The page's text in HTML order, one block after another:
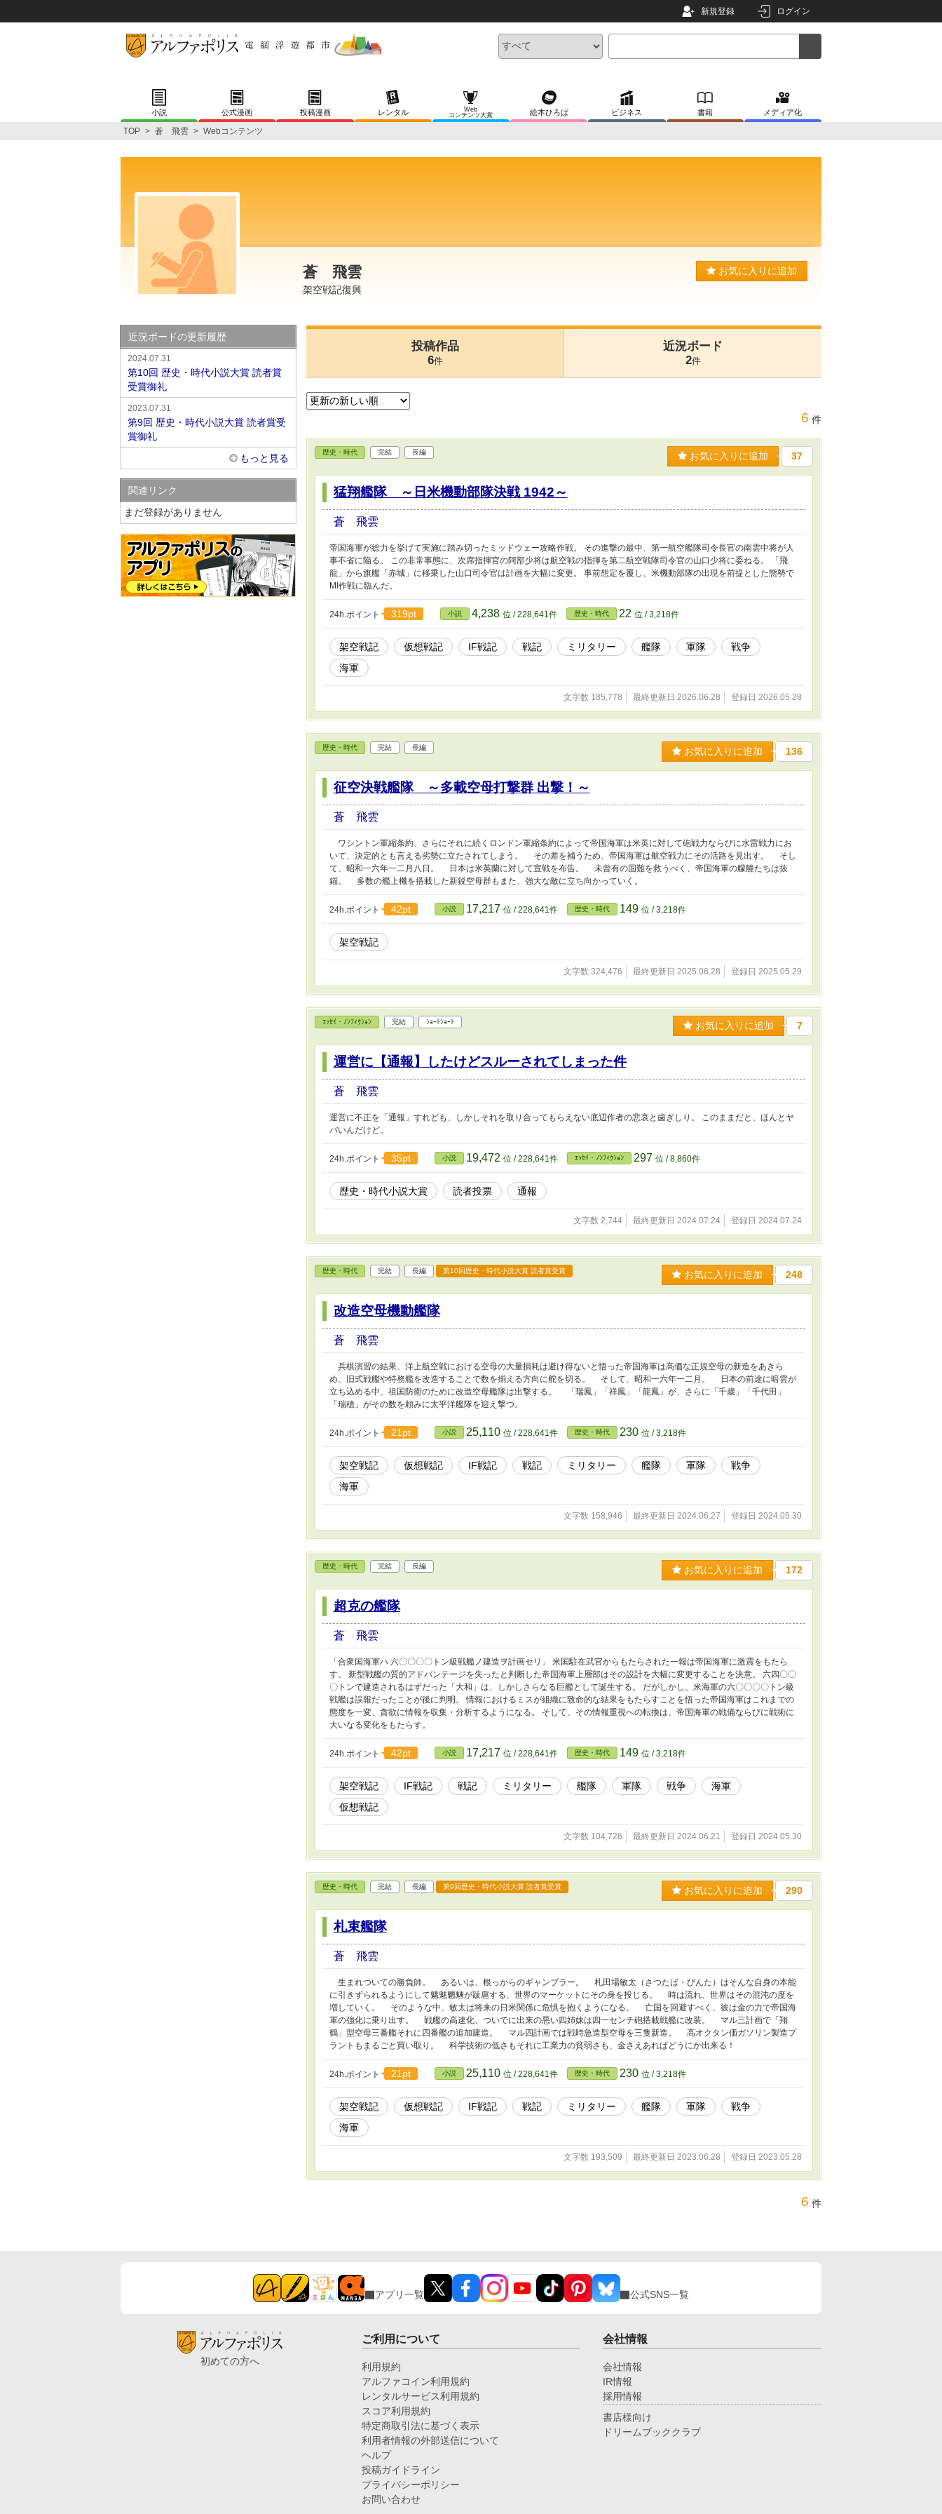
新規登録 ログイン
小説 公式漫画 投稿漫画 レンタル
Web
コンテンツ大賞
絵本ひろば ビジネス 書籍 メディア化
TOP > 蒼 飛雲 > Webコンテンツ
蒼 飛雲
架空戦記復興
お気に入りに追加
投稿作品
6件
近況ボード
2件
6 件
歴史・時代 完結 長編 お気に入りに追加 37
猛翔艦隊 ～日米機動部隊決戦 1942～
蒼 飛雲
帝国海軍が総力を挙げて実施に踏み切ったミッドウェー攻略作戦。 その進撃の最中、第一航空艦隊司令長官の南雲中将が人
事不省に陥る。 この非常事態に、次席指揮官の阿部少将は航空戦の指揮を第二航空戦隊司令官の山口少将に委ねる。 「飛
龍」から旗艦「赤城」に移乗した山口司令官は計画を大幅に変更。 事前想定を覆し、米機動部隊の出現を前提とした態勢で
MI作戦に臨んだ。
24h.ポイント 319pt 小説 4,238 位 / 228,641件 歴史・時代 22 位 / 3,218件
架空戦記 仮想戦記 IF戦記 戦記 ミリタリー 艦隊 軍隊
戦争
海軍
文字数 185,778 最終更新日 2026.06.28 登録日 2026.05.28
歴史・時代 完結 長編 お気に入りに追加 136
征空決戦艦隊 ～多載空母打撃群 出撃！～
蒼 飛雲
ワシントン軍縮条約、さらにそれに続くロンドン軍縮条約によって帝国海軍は米英に対して砲戦力ならびに水雷戦力にお
いて、決定的とも言える劣勢に立たされてしまう。 その差を補うため、帝国海軍は航空戦力にその活路を見出す。 そし
て、昭和一六年一二月八日。 日本は米英蘭に対して宣戦を布告。 未曾有の国難を救うべく、帝国海軍の艨艟たちは抜
錨。 多数の艦上機を搭載した新鋭空母群もまた、強大な敵に立ち向かっていく。
24h.ポイント 42pt 小説 17,217 位 / 228,641件 歴史・時代 149 位 / 3,218件
架空戦記
文字数 324,476 最終更新日 2025.06.28 登録日 2025.05.29
ｴｯｾｲ・ﾉﾝﾌｨｸｼｮﾝ 完結 ｼｮｰﾄｼｮｰﾄ お気に入りに追加 7
運営に【通報】したけどスルーされてしまった件
蒼 飛雲
運営に不正を「通報」すれども、しかしそれを取り合ってもらえない底辺作者の悲哀と歯ぎしり。 このままだと、ほんとヤ
バいんだけど。
24h.ポイント 35pt 小説 19,472 位 / 228,641件 ｴｯｾｲ・ﾉﾝﾌｨｸｼｮﾝ 297 位 / 8,860件
歴史・時代小説大賞 読者投票 通報
文字数 2,744 最終更新日 2024.07.24 登録日 2024.07.24
歴史・時代 完結 長編 第10回歴史・時代小説大賞 読者賞受賞 お気に入りに追加 248
改造空母機動艦隊
蒼 飛雲
兵棋演習の結果、洋上航空戦における空母の大量損耗は避け得ないと悟った帝国海軍は高価な正規空母の新造をあきら
め、旧式戦艦や特務艦を改造することで数を揃える方向に舵を切る。 そして、昭和一六年一二月。 日本の前途に暗雲が
立ち込める中、祖国防衛のために改造空母艦隊は出撃する。 「瑞鳳」「祥鳳」「龍鳳」が、さらに「千歳」「千代田」
「瑞穂」がその数を頼みに太平洋艦隊を迎え撃つ。
24h.ポイント 21pt 小説 25,110 位 / 228,641件 歴史・時代 230 位 / 3,218件
架空戦記 仮想戦記 IF戦記 戦記 ミリタリー 艦隊 軍隊
戦争
海軍
文字数 158,946 最終更新日 2024.06.27 登録日 2024.05.30
歴史・時代 完結 長編 お気に入りに追加 172
超克の艦隊
蒼 飛雲
「合衆国海軍ハ 六〇〇〇〇トン級戦艦ノ建造ヲ計画セリ」 米国駐在武官からもたらされた一報は帝国海軍に激震をもたら
す。 新型戦艦の質的アドバンテージを失ったと判断した帝国海軍上層部はその設計を大幅に変更することを決意。 六四〇〇
〇トンで建造されるはずだった「大和」は、しかしさらなる巨艦として誕生する。 だがしかし、米海軍の六〇〇〇〇トン級
戦艦は誤報だったことが後に判明。 情報におけるミスが組織に致命的な結果をもたらすことを悟った帝国海軍はこれまでの
態度を一変、貪欲に情報を収集・分析するようになる。 そして、その情報重視への転換は、帝国海軍の戦備ならびに戦術に
大いなる変化をもたらす。
24h.ポイント 42pt 小説 17,217 位 / 228,641件 歴史・時代 149 位 / 3,218件
架空戦記 IF戦記 戦記 ミリタリー 艦隊 軍隊 戦争
海軍
仮想戦記
文字数 104,726 最終更新日 2024.06.21 登録日 2024.05.30
歴史・時代 完結 長編 第9回歴史・時代小説大賞 読者賞受賞 お気に入りに追加 290
札束艦隊
蒼 飛雲
生まれついての勝負師。 あるいは、根っからのギャンブラー。 札田場敏太（さつたば・びんた）はそんな自身の本能
に引きずられるようにして魑魅魍魎が跋扈する、世界のマーケットにその身を投じる。 時は流れ、世界はその混沌の度を
増していく。 そのような中、敏太は将来の日米関係に危惧を抱くようになる。 亡国を回避すべく、彼は金の力で帝国海
軍の強化に乗り出す。 戦艦の高速化、ついでに出来の悪い四姉妹は四一センチ砲搭載戦艦に改装。 マル三計画で「翔
鶴」型空母三番艦それに四番艦の追加建造。 マル四計画では戦時急造型空母を三隻新造。 高オクタン価ガソリン製造プ
ラントもまるごと買い取り。 科学技術の低さもそれに工業力の貧弱さも、金さえあればどうにか出来る！
24h.ポイント 21pt 小説 25,110 位 / 228,641件 歴史・時代 230 位 / 3,218件
架空戦記 仮想戦記 IF戦記 戦記 ミリタリー 艦隊 軍隊
戦争
海軍
文字数 193,509 最終更新日 2023.06.28 登録日 2023.05.28
6 件
近況ボードの更新履歴
2024.07.31
第10回 歴史・時代小説大賞 読者賞
受賞御礼
2023.07.31
第9回 歴史・時代小説大賞 読者賞受
賞御礼
もっと見る
関連リンク
まだ登録がありません
アプリ一覧 公式SNS一覧
初めての方へ
ご利用について
利用規約
アルファコイン利用規約
レンタルサービス利用規約
スコア利用規約
特定商取引法に基づく表示
利用者情報の外部送信について
ヘルプ
投稿ガイドライン
プライバシーポリシー
お問い合わせ
会社情報
会社情報
IR情報
採用情報
書店様向け
ドリームブッククラブ